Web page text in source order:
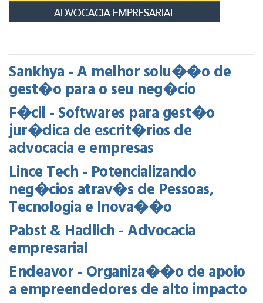
Sankhya - A melhor solu��o de
gest�o para o seu neg�cio
F�cil - Softwares para gest�o
jur�dica de escrit�rios de
advocacia e empresas
Lince Tech - Potencializando
neg�cios atrav�s de Pessoas,
Tecnologia e Inova��o
Pabst & Hadlich - Advocacia
empresarial
Endeavor - Organiza��o de apoio
a empreendedores de alto impacto